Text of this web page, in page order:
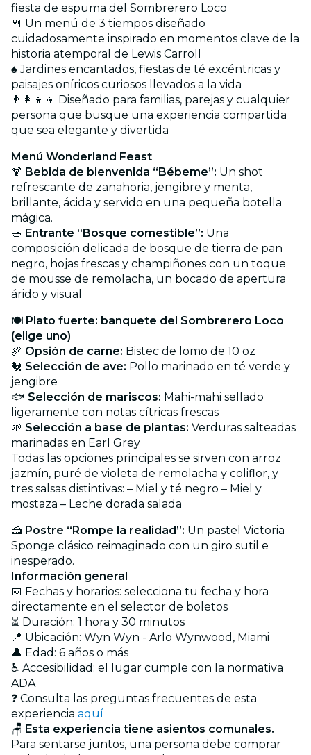
fiesta de espuma del Sombrerero Loco
🍴 Un menú de 3 tiempos diseñado
cuidadosamente inspirado en momentos clave de la
historia atemporal de Lewis Carroll
♠️ Jardines encantados, fiestas de té excéntricas y
paisajes oníricos curiosos llevados a la vida
👨‍👩‍👧‍👦 Diseñado para familias, parejas y cualquier
persona que busque una experiencia compartida
que sea elegante y divertida
Menú Wonderland Feast
🍹 Bebida de bienvenida “Bébeme”: Un shot
refrescante de zanahoria, jengibre y menta,
brillante, ácida y servido en una pequeña botella
mágica.
🥗 Entrante “Bosque comestible”: Una
composición delicada de bosque de tierra de pan
negro, hojas frescas y champiñones con un toque
de mousse de remolacha, un bocado de apertura
árido y visual
🍽 Plato fuerte: banquete del Sombrerero Loco
(elige uno)
🍖 Opsión de carne: Bistec de lomo de 10 oz
🐔 Selección de ave: Pollo marinado en té verde y
jengibre
🐟 Selección de mariscos: Mahi-mahi sellado
ligeramente con notas cítricas frescas
🌱 Selección a base de plantas: Verduras salteadas
marinadas en Earl Grey
Todas las opciones principales se sirven con arroz
jazmín, puré de violeta de remolacha y coliflor, y
tres salsas distintivas: – Miel y té negro – Miel y
mostaza – Leche dorada salada
🍰 Postre “Rompe la realidad”: Un pastel Victoria
Sponge clásico reimaginado con un giro sutil e
inesperado.
Información general
📅 Fechas y horarios: selecciona tu fecha y hora
directamente en el selector de boletos
⏳ Duración: 1 hora y 30 minutos
📍 Ubicación: Wyn Wyn - Arlo Wynwood, Miami
👤 Edad: 6 años o más
♿ Accesibilidad: el lugar cumple con la normativa
ADA
❓ Consulta las preguntas frecuentes de esta
experiencia aquí
🪑 Esta experiencia tiene asientos comunales.
Para sentarse juntos, una persona debe comprar